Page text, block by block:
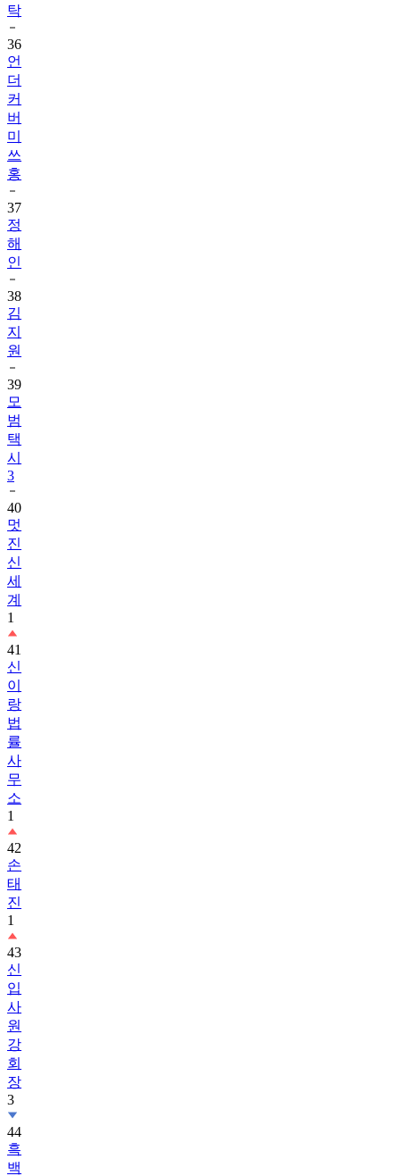
탁
36
언
더
커
버
미
쓰
홍
37
정
해
인
38
김
지
원
39
모
범
택
시
3
40
멋
진
신
세
계
1
41
신
이
랑
법
률
사
무
소
1
42
손
태
진
1
43
신
입
사
원
강
회
장
3
44
흑
백